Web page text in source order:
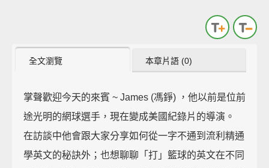
全文瀏覽 本章片語 (0)
掌聲歡迎今天的來賓 ~ James (馮錚) ，他以前是位前
途光明的網球選手，現在變成美國紀錄片的導演。
在訪談中他會跟大家分享如何從一字不通到流利精通
學英文的秘訣外；也想聊聊「打」籃球的英文在不同